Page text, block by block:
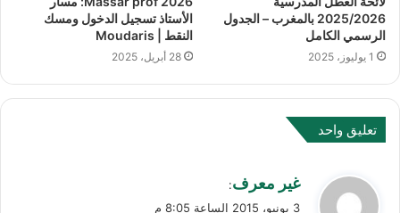
2025/2026 بالمغرب – الجدول
الرسمي الكامل
1 يوليوز، 2025
الأستاذ تسجيل الدخول ومسك
النقط | Moudaris
28 أبريل، 2025
تعليق واحد
ي
ق
غير معرف:
3 يونيو، 2015 الساعة 8:05 م